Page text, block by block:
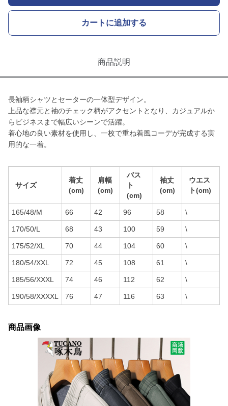
カートに追加する
商品説明
長袖柄シャツとセーターの一体型デザイン。
上品な襟元と袖のチェック柄がアクセントとなり、カジュアルか
らビジネスまで幅広いシーンで活躍。
着心地の良い素材を使用し、一枚で重ね着風コーデが完成する実
用的な一着。
サイズ
着丈
(cm)
肩幅
(cm)
バス
ト
(cm)
袖丈
(cm)
ウエス
ト(cm)
165/48/M 66 42 96 58 \
170/50/L 68 43 100 59 \
175/52/XL 70 44 104 60 \
180/54/XXL 72 45 108 61 \
185/56/XXXL 74 46 112 62 \
190/58/XXXXL 76 47 116 63 \
商品画像